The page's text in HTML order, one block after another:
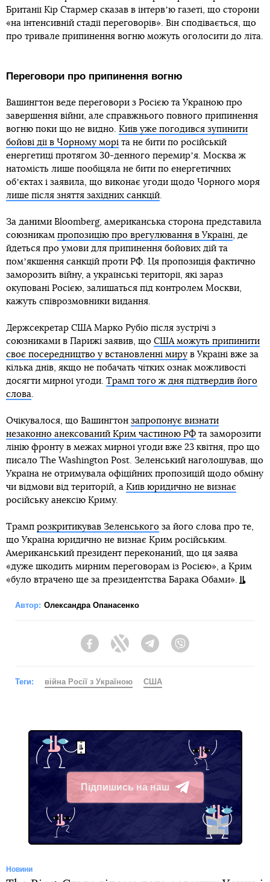
Британії Кір Стармер сказав в інтервʼю газеті, що сторони
«на інтенсивній стадії переговорів». Він сподівається, що
про тривале припинення вогню можуть оголосити до літа.
Переговори про припинення вогню
Вашингтон веде переговори з Росією та Україною про
завершення війни, але справжнього повного припинення
вогню поки що не видно. Київ уже погодився зупинити
бойові дії в Чорному морі та не бити по російській
енергетиці протягом 30-денного перемирʼя. Москва ж
натомість лише пообіцяла не бити по енергетичних
обʼєктах і заявила, що виконає угоди щодо Чорного моря
лише після зняття західних санкцій.
За даними Bloomberg, американська сторона представила
союзникам пропозицію про врегулювання в Україні, де
йдеться про умови для припинення бойових дій та
помʼякшення санкцій проти РФ. Ця пропозиція фактично
заморозить війну, а українські території, які зараз
окуповані Росією, залишаться під контролем Москви,
кажуть співрозмовники видання.
Держсекретар США Марко Рубіо після зустрічі з
союзниками в Парижі заявив, що США можуть припинити
своє посередництво у встановленні миру в Україні вже за
кілька днів, якщо не побачать чітких ознак можливості
досягти мирної угоди. Трамп того ж дня підтвердив його
слова.
Очікувалося, що Вашингтон запропонує визнати
незаконно анексований Крим частиною РФ та заморозити
лінію фронту в межах мирної угоди вже 23 квітня, про що
писало The Washington Post. Зеленський наголошував, що
Україна не отримувала офіційних пропозицій щодо обміну
чи відмови від територій, а Київ юридично не визнає
російську анексію Криму.
Трамп розкритикував Зеленського за його слова про те,
що Україна юридично не визнає Крим російським.
Американський президент переконаний, що ця заява
«дуже шкодить мирним переговорам із Росією», а Крим
«було втрачено ще за президентства Барака Обами».
Автор: Олександра Опанасенко
FacebookTwitter Telegram
Теги: війна Росії з Україною США
Підпишись на наш
Telegram
Новини